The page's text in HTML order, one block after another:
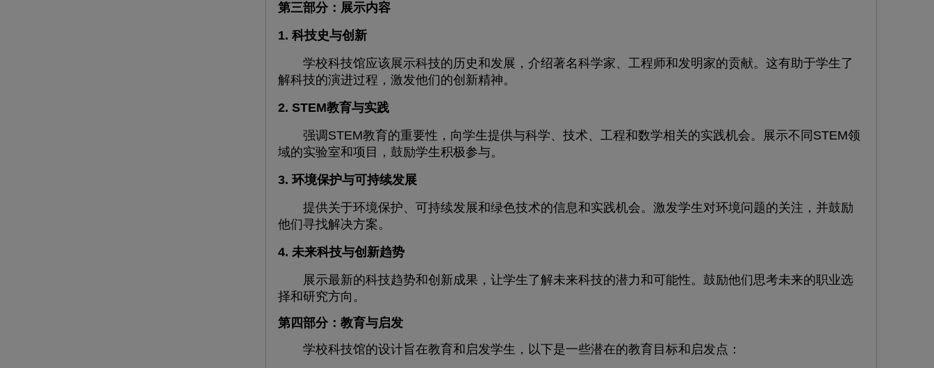
第三部分：展示内容
1. 科技史与创新
学校科技馆应该展示科技的历史和发展，介绍著名科学家、工程师和发明家的贡献。这有助于学生了
解科技的演进过程，激发他们的创新精神。
2. STEM教育与实践
强调STEM教育的重要性，向学生提供与科学、技术、工程和数学相关的实践机会。展示不同STEM领
域的实验室和项目，鼓励学生积极参与。
3. 环境保护与可持续发展
提供关于环境保护、可持续发展和绿色技术的信息和实践机会。激发学生对环境问题的关注，并鼓励
他们寻找解决方案。
4. 未来科技与创新趋势
展示最新的科技趋势和创新成果，让学生了解未来科技的潜力和可能性。鼓励他们思考未来的职业选
择和研究方向。
第四部分：教育与启发
学校科技馆的设计旨在教育和启发学生，以下是一些潜在的教育目标和启发点：